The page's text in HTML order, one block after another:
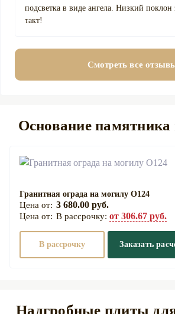
подсветка в виде ангела. Низкий поклон
такт!
Смотреть все
Основание памятника
Гранитная ограда на могилу О124
3 680.00 руб.
В рассрочку: от 306.67 руб.
В рассрочку Заказать
Надгробные плиты